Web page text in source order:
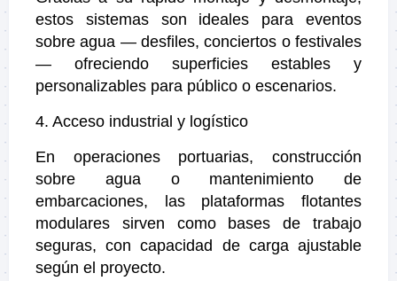
estos sistemas son ideales para eventos
sobre agua — desfiles, conciertos o festivales
— ofreciendo superficies estables y
personalizables para público o escenarios.
4. Acceso industrial y logístico
En operaciones portuarias, construcción
sobre agua o mantenimiento de
embarcaciones, las plataformas flotantes
modulares sirven como bases de trabajo
seguras, con capacidad de carga ajustable
según el proyecto.